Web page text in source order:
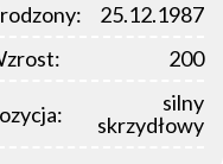
25.12.1987
200
silny
skrzydłowy